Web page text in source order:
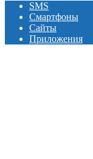
SMS
Смартфоны
Сайты
Приложения